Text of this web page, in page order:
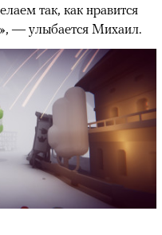
так, как нравится
— улыбается Михаил.